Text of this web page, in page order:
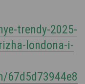
trendy-2025-
londona-i-
67d5d73944e8